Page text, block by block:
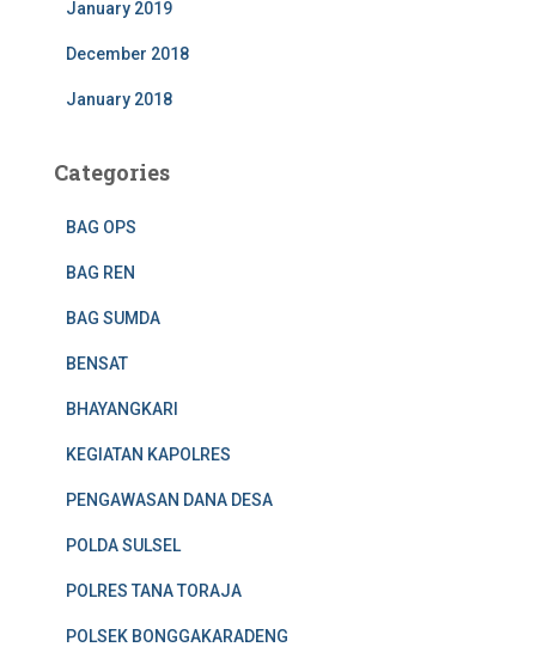
January 2019
December 2018
January 2018
Categories
BAG OPS
BAG REN
BAG SUMDA
BENSAT
BHAYANGKARI
KEGIATAN KAPOLRES
PENGAWASAN DANA DESA
POLDA SULSEL
POLRES TANA TORAJA
POLSEK BONGGAKARADENG